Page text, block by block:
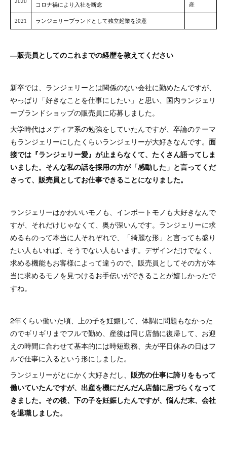
―販売員としてのこれまでの経歴を教えてください
新卒では、ランジェリーとは関係のない会社に勤めたんですが、
やっぱり「好きなことを仕事にしたい」と思い、国内ランジェリ
ーブランドショップの販売員に応募しました。
大学時代はメディア系の勉強をしていたんですが、卒論のテーマ
もランジェリーにしたくらいランジェリーが大好きなんです。 面
接では『ランジェリー愛』が止まらなくて、たくさん語ってしま
いました。そんな私の話を採用の方が「感動した」と言ってくだ
さって、販売員としてお仕事できることになりました。
ランジェリーはかわいいモノも、インポートモノも大好きなんで
すが、それだけじゃなくて、奥が深いんです。ランジェリーに求
めるものって本当に人それぞれで、「綺麗な形」と言っても盛り
たい人もいれば、そうでない人もいます。デザインだけでなく、
求める機能もお客様によって違うので、販売員としてその方が本
当に求めるモノを見つけるお手伝いができることが嬉しかったで
すね。
2年くらい働いた頃、上の子を妊娠して、体調に問題もなかった
のでギリギリまでフルで勤め、産後は同じ店舗に復帰して、お迎
えの時間に合わせて基本的には時短勤務、夫が平日休みの日はフ
ルで仕事に入るという形にしました。
ランジェリーがとにかく大好きだし、 販売の仕事に誇りをもって
働いていたんですが、出産を機にだんだん店舗に居づらくなって
きました。その後、下の子を妊娠したんですが、悩んだ末、会社
を退職しました。